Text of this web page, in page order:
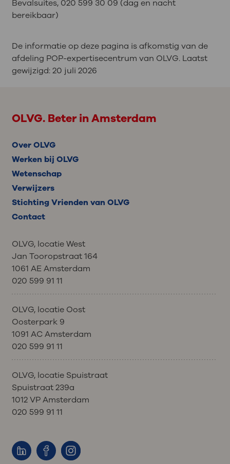
Bevalsuites, 020 599 30 09 (dag en nacht
bereikbaar)
De informatie op deze pagina is afkomstig van de
afdeling POP-expertisecentrum van OLVG. Laatst
gewijzigd:20 juli 2026
OLVG. Beter in Amsterdam
Over OLVG
Werken bij OLVG
Wetenschap
Verwijzers
Stichting Vrienden van OLVG
Contact
OLVG, locatie West
Jan Tooropstraat 164
1061 AE Amsterdam
020 599 91 11
OLVG, locatie Oost
Oosterpark 9
1091 AC Amsterdam
020 599 91 11
OLVG, locatie Spuistraat
Spuistraat 239a
1012 VP Amsterdam
020 599 91 11